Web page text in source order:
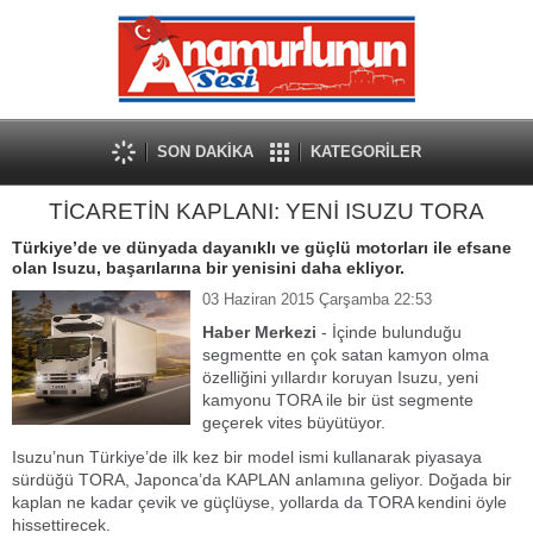
SON DAKİKA KATEGORİLER
TİCARETİN KAPLANI: YENİ ISUZU TORA
Türkiye’de ve dünyada dayanıklı ve güçlü motorları ile efsane
olan Isuzu, başarılarına bir yenisini daha ekliyor.
03 Haziran 2015 Çarşamba 22:53
Haber Merkezi - İçinde bulunduğu
segmentte en çok satan kamyon olma
özelliğini yıllardır koruyan Isuzu, yeni
kamyonu TORA ile bir üst segmente
geçerek vites büyütüyor.
Isuzu’nun Türkiye’de ilk kez bir model ismi kullanarak piyasaya
sürdüğü TORA, Japonca’da KAPLAN anlamına geliyor. Doğada bir
kaplan ne kadar çevik ve güçlüyse, yollarda da TORA kendini öyle
hissettirecek.